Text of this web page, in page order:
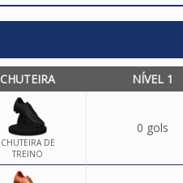
CHUTEIRA NÍVEL 1
CHUTEIRA DE
TREINO
0 gols